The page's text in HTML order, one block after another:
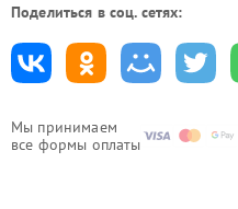
Мы принимаем
все формы оплаты
Поделиться в соц. сетях: